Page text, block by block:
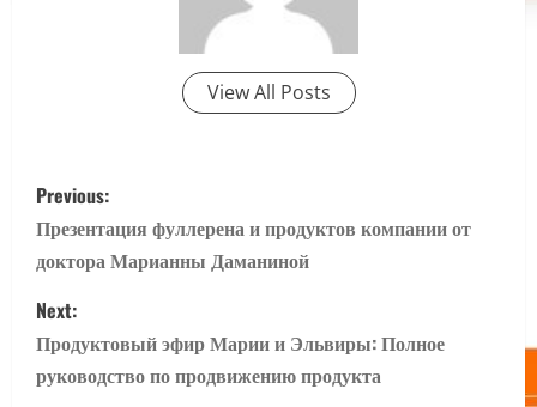
View All Posts
P
o
s
t
n
Previous:
Презентация фуллерена и продуктов компании от
доктора Марианны Даманиной
Next:
Продуктовый эфир Марии и Эльвиры: Полное
руководство по продвижению продукта